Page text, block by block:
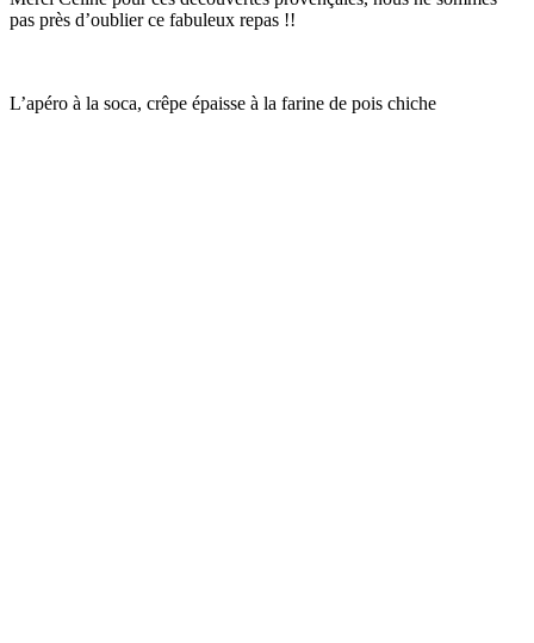
pas près d’oublier ce fabuleux repas !!
L’apéro à la soca, crêpe épaisse à la farine de pois chiche